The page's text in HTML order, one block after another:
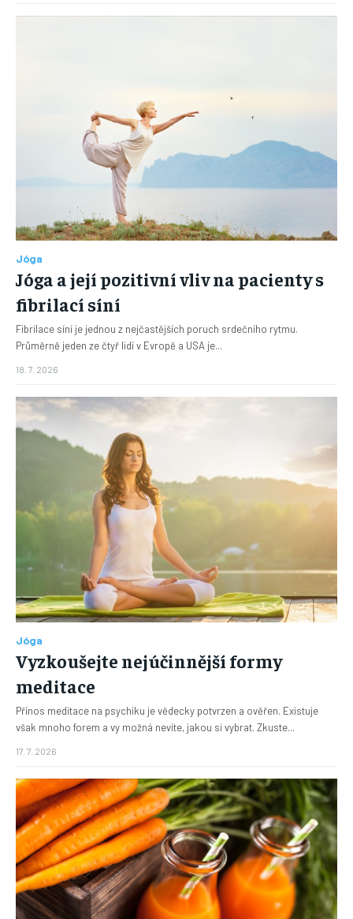
Jóga
Jóga a její pozitivní vliv na pacienty s
fibrilací síní
Fibrilace síní je jednou z nejčastějších poruch srdečního rytmu.
Průměrně jeden ze čtyř lidí v Evropě a USA je...
18. 7. 2026
Jóga
Vyzkoušejte nejúčinnější formy
meditace
Přínos meditace na psychiku je vědecky potvrzen a ověřen. Existuje
však mnoho forem a vy možná nevíte, jakou si vybrat. Zkuste...
17. 7. 2026